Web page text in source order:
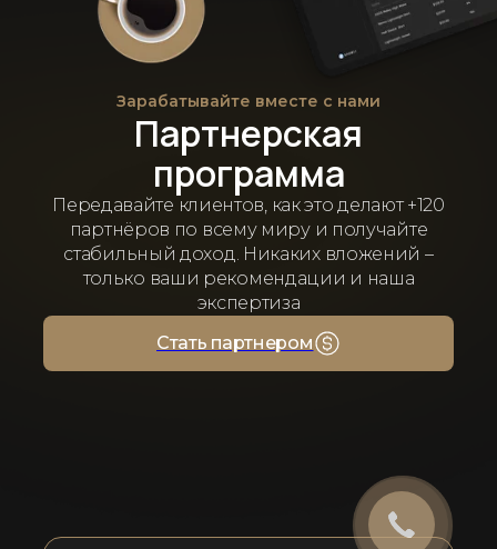
Зарабатывайте вместе с нами
Партнерская
программа
Передавайте клиентов, как это делают +120
партнёров по всему миру и получайте
стабильный доход. Никаких вложений –
только ваши рекомендации и наша
экспертиза
Стать партнером